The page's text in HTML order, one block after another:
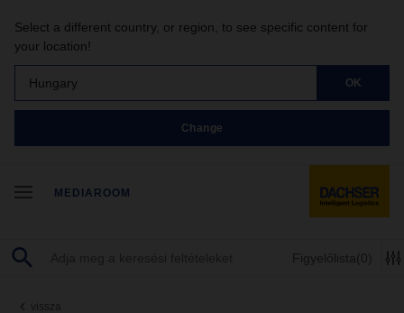
Select a different country, or region, to see specific content for
your location!
Hungary OK
Change
MEDIAROOM
Figyelőlista (0)
vissza